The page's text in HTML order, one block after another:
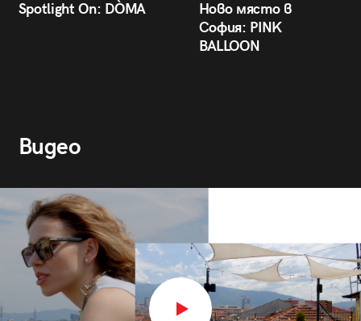
Spotlight On: DÒMA
Ново място в
София: PINK
BALLOON
Видео